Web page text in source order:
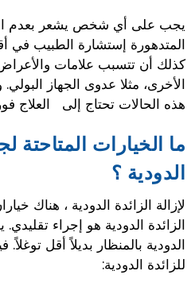
يجب على أي شخص يشعر بعدم
المتدهورة إستشارة الطبيب
كذلك أن تتسبب علامات
الأخرى، مثلا عدوى الجهاز
هذه الحالات تحتاج إلى العلاج
ما الخيارات المتاحتة
الدودية ؟
لإزالة الزائدة الدودية ، هناك
الزائدة الدودية هو إجراء تقليدي.
الدودية بالمنظار بديلاً أقل توغلاً.
للزائدة الدودية: